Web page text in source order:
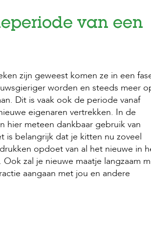
van een
zijn geweest komen ze in een
worden en steeds meer
Dit is vaak ook de periode vanaf
eigenaren vertrekken. In de
hier meteen dankbaar gebruik van
is belangrijk dat je kitten nu zoveel
opdoet van al het nieuwe in
zal je nieuwe maatje langzaam
aangaan met jou en andere